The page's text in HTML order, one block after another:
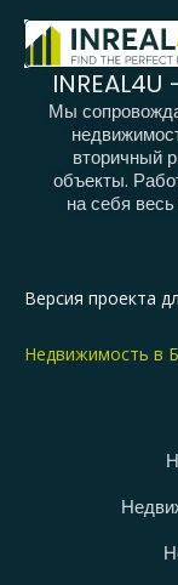
Мы
вторичный
объекты.
на себя
Версия проекта
Недвижимость в